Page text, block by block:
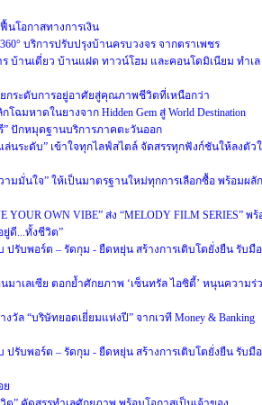
โอกาสทางการเงิน
บริการปรับปรุงบ้านครบวงจร จากตราเพชร
ร บ้านเดี่ยว บ้านแฝด ทาวน์โฮม และคอนโดมิเนียม ทำเล
ยกระดับการอยู่อาศัยสู่คุณภาพชีวิตที่เหนือกว่า
ฉมหาดในยางจาก Hidden Gem สู่ World Destination
” ปักหมุดฐานบริการภาคตะวันออก
นระดับ” เข้าใจทุกไลฟ์สไตล์ จัดสรรทุกฟังก์ชันให้ลงตัว
มมั่นใจ” ให้เป็นมาตรฐานใหม่ทุกการเลือกซื้อ พร้อมผลัก
OWN VIBE” ส่ง “MELODY FILM SERIES” พร้
ดี...ทั้งชีวิต”
ปรับพอร์ต – รัดกุม - ยืดหยุ่น สร้างการเติบโตยั่งยืน รับมือ
มาเลเซีย ตอกย้ำศักยภาพ ‘เซ็นทรัล ไอซิตี้’ หนุนความร่
ล “บริษัทยอดเยี่ยมแห่งปี” จากเวที Money & Banking
ปรับพอร์ต – รัดกุม - ยืดหยุ่น สร้างการเติบโตยั่งยืน รับมือ
ย